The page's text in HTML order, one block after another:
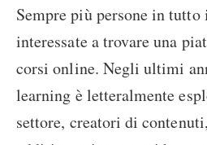
Sempre più persone in
interessate a trovare una
corsi online. Negli ultimi
learning è letteralmente
settore, creatori di